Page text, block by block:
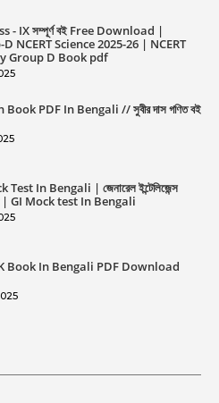
- IX সম্পূর্ণ বই Free Download |
NCERT Science 2025-26 | NCERT
Group D Book pdf
PDF In Bengali // সুবীর দাস গণিত বই
In Bengali | জেনারেল ইন্টেলিজেন্স
| GI Mock test In Bengali
Book In Bengali PDF Download